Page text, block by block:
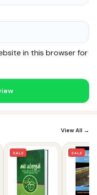
in this browser for
View All →
SALE SALE